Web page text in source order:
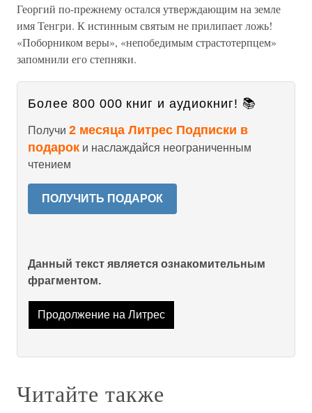
Георгий по-прежнему остался утверждающим на земле
имя Тенгри. К истинным святым не прилипает ложь!
«Поборником веры», «непобедимым страстотерпцем»
запомнили его степняки.
Более 800 000 книг и аудиокниг! 📚
Получи 2 месяца Литрес Подписки в
подарок и наслаждайся неограниченным
чтением
ПОЛУЧИТЬ ПОДАРОК
Данный текст является ознакомительным
фрагментом.
Продолжение на Литрес
Читайте также